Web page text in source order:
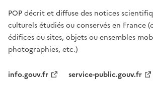
POP décrit et diffuse des notices
culturels étudiés ou conservés en France
édifices ou sites, objets ou ensembles
photographies, etc.)
info.gouv.fr service-public.gouv.fr